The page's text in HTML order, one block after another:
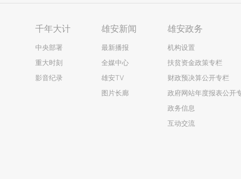
千年大计
中央部署
重大时刻
影音纪录
雄安新闻
最新播报
全媒中心
雄安TV
图片长廊
雄安政务
机构设置
扶贫资金政策专栏
财政预决算公开专栏
政府网站年度报表公开
政务信息
互动交流